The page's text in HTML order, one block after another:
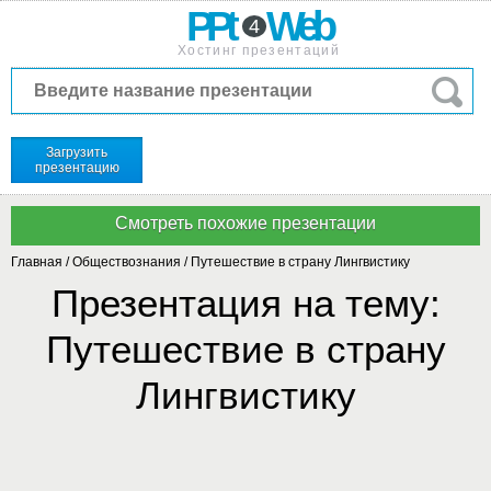
PPt 4 Web
Хостинг презентаций
Загрузить
презентацию
Главная /Обществознания / Путешествие в страну Лингвистику
Презентация на тему:
Путешествие в страну
Лингвистику